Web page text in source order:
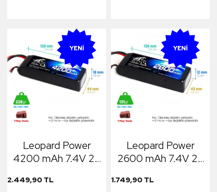
YENI
Leopard Power
4200 mAh 7.4V 2S
Lityum Polimer
2.449,90 TL
YENI
Leopard Power
2600 mAh 7.4V 2S
Lityum Polimer
1.749,90 TL